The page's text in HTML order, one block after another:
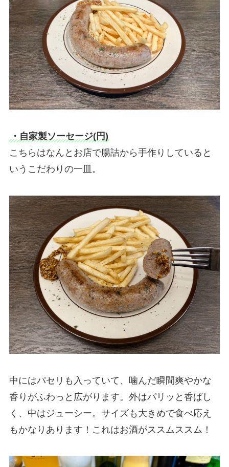
・自家製ソーセージ(円)
こちらはなんとお店で腸詰から手作りしていると
いうこだわりの一皿。
中にはパセリも入っていて、噛んだ瞬間爽やかな
香りがふわっと広がります。外はパリッと香ばし
く、中はジューシー。サイズも大きめで食べ応え
もかなりあります！これはお酒がススムススム！